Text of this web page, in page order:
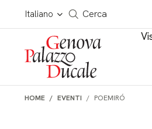
Salta al contenuto
Italiano
Cerca in tutto il sito
Cerca
HOME EVENTI POEMIRÓ